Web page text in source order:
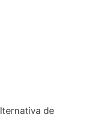
de